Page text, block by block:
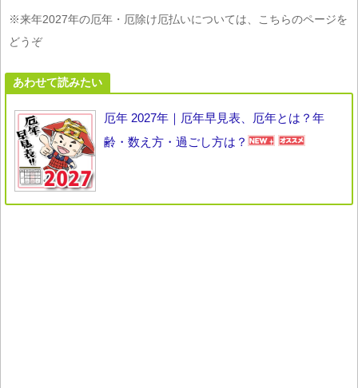
※来年2027年の厄年・厄除け厄払いについては、こちらのページを
どうぞ
あわせて読みたい
厄年 2027年｜厄年早見表、厄年とは？年
齢・数え方・過ごし方は？